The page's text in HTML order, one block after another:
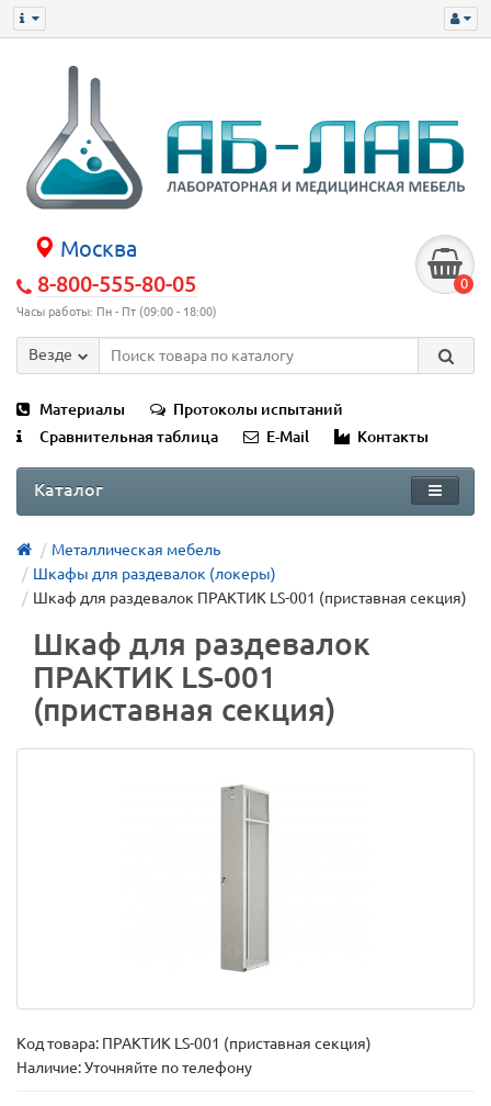
Москва
8-800-555-80-05
Часы работы: Пн - Пт (09:00 - 18:00)
0
Везде
Материалы
Протоколы испытаний
Сравнительная таблица
E-Mail Контакты
Каталог
Металлическая мебель
Шкафы для раздевалок (локеры)
Шкаф для раздевалок ПРАКТИК LS-001 (приставная секция)
Шкаф для раздевалок
ПРАКТИК LS-001
(приставная секция)
Код товара: ПРАКТИК LS-001 (приставная секция)
Наличие: Уточняйте по телефону